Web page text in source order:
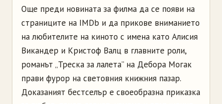
Още преди новината за филма да се появи на
страниците на IMDb и да прикове вниманието
на любителите на киното с имена като Алисия
Викандер и Кристоф Валц в главните роли,
романът „Треска за лалета” на Дебора Могак
прави фурор на световния книжния пазар.
Доказаният бестселър е своеобразна приказка